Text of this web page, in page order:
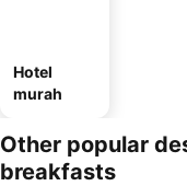
Hotel
murah
Other popular
breakfasts